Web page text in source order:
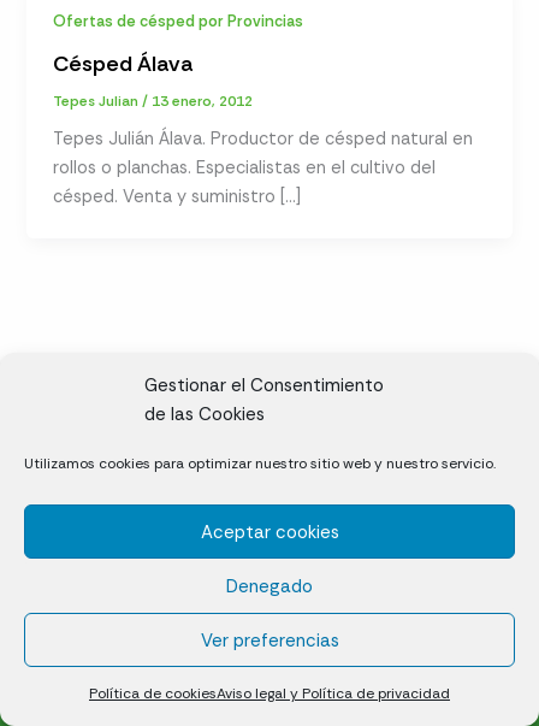
Gestionar el Consentimiento
de las Cookies
Utilizamos cookies para optimizar nuestro sitio web y nuestro servicio.
Aceptar cookies
Denegado
Ver preferencias
Política de cookiesAviso legal y Política de privacidad
Ofertas de césped por Provincias
Césped Álava
Tepes Julian/ 13 enero, 2012
Tepes Julián Álava. Productor de césped natural en
rollos o planchas. Especialistas en el cultivo del
césped. Venta y suministro […]
Cáceres
Césped natural en tepes
Política de cookies (UE)
Aviso legal y Política de privacidad
¿Quiénes somos?
Contacto